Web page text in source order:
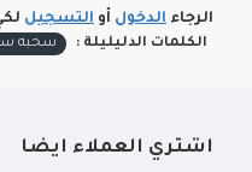
الرجاء الدخول أو التسجيل
الكلمات الدليليلة : سحبه سيجارة ، سيجارة
أشتري العملاء أيضاً